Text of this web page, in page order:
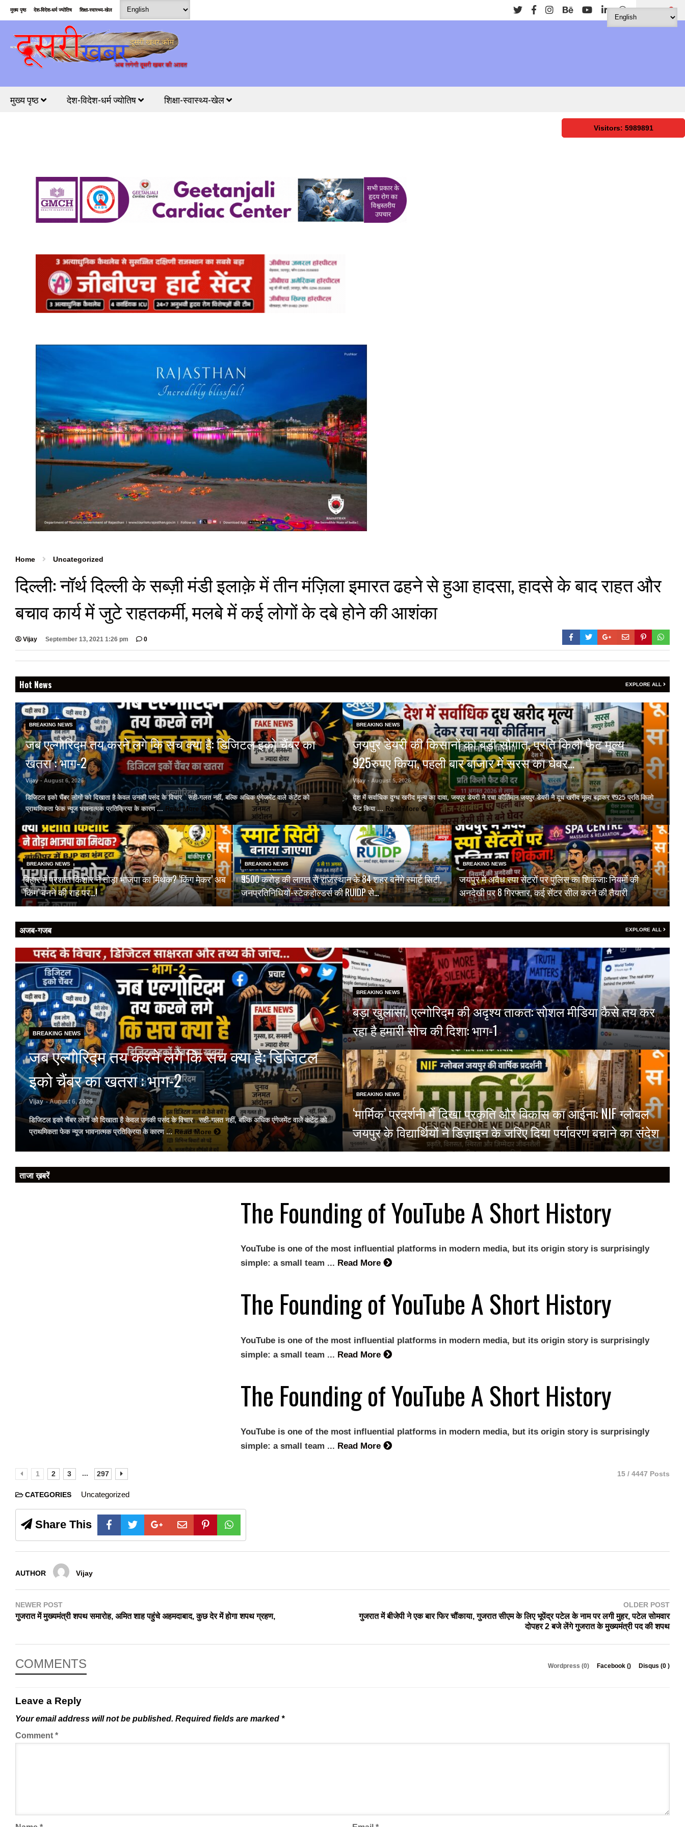
मुख्य पृष्ठ देश-विदेश-धर्म ज्योतिष शिक्षा-स्वास्थ्य-खेल
मुख्य पृष्ठ देश-विदेश-धर्म ज्योतिष शिक्षा-स्वास्थ्य-खेल
Visitors: 5989891
Home Uncategorized
दिल्ली: नॉर्थ दिल्ली के सब्ज़ी मंडी इलाक़े में तीन मंज़िला इमारत ढहने से हुआ हादसा, हादसे के बाद राहत और
बचाव कार्य में जुटे राहतकर्मी, मलबे में कई लोगों के दबे होने की आशंका
Vijay September 13, 2021 1:26 pm 0
Hot News EXPLORE ALL
BREAKING NEWS
जब एल्गोरिद्म तय करने लगे कि सच क्या है: डिजिटल इको चैंबर का
खतरा : भाग-2
Vijay - August 6, 2026
डिजिटल इको चैंबर लोगों को दिखाता है केवल उनकी पसंद के विचार सही-गलत नहीं, बल्कि अधिक एंगेजमेंट वाले कंटेंट को
प्राथमिकता फेक न्यूज भावनात्मक प्रतिक्रिया के कारण ... Read More
BREAKING NEWS
जयपुर डेयरी की किसानों को बड़ी सौगात, प्रति किलो फैट मूल्य
925रुपए किया, पहली बार बाजार में सरस का घेवर…
Vijay - August 5, 2026
देश में सर्वाधिक दुग्ध खरीद मूल्य का दावा, जयपुर डेयरी ने रचा कीर्तिमान जयपुर डेयरी ने दूध खरीद मूल्य बढ़ाकर ₹925 प्रति किलो
फैट किया ... Read More
BREAKING NEWS
बिहार में प्रशांत किशोर ने तोड़ा भाजपा का मिथक? ‘किंग मेकर’ अब
‘किंग’ बनने की राह पर…!
BREAKING NEWS
₹9500 करोड़ की लागत से राजस्थान के 84 शहर बनेंगे स्मार्ट सिटी,
जनप्रतिनिधियों-स्टेकहोल्डर्स की RUIDP से…
BREAKING NEWS
जयपुर में अवैध स्पा सेंटरों पर पुलिस का शिकंजा: नियमों की
अनदेखी पर 8 गिरफ्तार, कई सेंटर सील करने की तैयारी
अजब-गजब EXPLORE ALL
BREAKING NEWS
जब एल्गोरिद्म तय करने लगे कि सच क्या है: डिजिटल
इको चैंबर का खतरा : भाग-2
Vijay - August 6, 2026
डिजिटल इको चैंबर लोगों को दिखाता है केवल उनकी पसंद के विचार सही-गलत नहीं, बल्कि अधिक एंगेजमेंट वाले कंटेंट को
प्राथमिकता फेक न्यूज भावनात्मक प्रतिक्रिया के कारण ... Read More
BREAKING NEWS
बड़ा खुलासा, एल्गोरिद्म की अदृश्य ताकत: सोशल मीडिया कैसे तय कर
रहा है हमारी सोच की दिशा: भाग-1
BREAKING NEWS
‘मार्मिक’ प्रदर्शनी में दिखा प्रकृति और विकास का आईना: NIF ग्लोबल
जयपुर के विद्यार्थियों ने डिज़ाइन के जरिए दिया पर्यावरण बचाने का संदेश
ताजा ख़बरें
The Founding of YouTube A Short History
YouTube is one of the most influential platforms in modern media, but its origin story is surprisingly
simple: a small team ... Read More
The Founding of YouTube A Short History
YouTube is one of the most influential platforms in modern media, but its origin story is surprisingly
simple: a small team ... Read More
The Founding of YouTube A Short History
YouTube is one of the most influential platforms in modern media, but its origin story is surprisingly
simple: a small team ... Read More
1 2 3 ... 297 15 / 4447 Posts
CATEGORIES Uncategorized
Share This
AUTHOR Vijay
NEWER POST
गुजरात में मुख्यमंत्री शपथ समारोह, अमित शाह पहुंचे अहमदाबाद, कुछ देर में होगा शपथ ग्रहण,
OLDER POST
गुजरात में बीजेपी ने एक बार फिर चौंकाया, गुजरात सीएम के लिए भूपेंद्र पटेल के नाम पर लगी मुहर, पटेल सोमवार
दोपहर 2 बजे लेंगे गुजरात के मुख्यमंत्री पद की शपथ
COMMENTS Wordpress (0) Facebook () Disqus (0 )
Leave a Reply
Your email address will not be published. Required fields are marked *
Comment *